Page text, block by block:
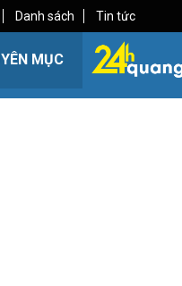
Danh sách Tin tức
MỤC